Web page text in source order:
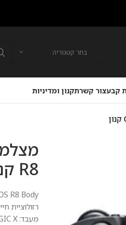
בחר קטגוריה
קבעצור קשרתקנון ומדיניות
R8 קנון
R8 Body – גוף בלבד, מצלמה ללא מראה | חיישן מלא – Full Frame,
מעבד: X | מערכת פוקוס חדשה Dual Pixel